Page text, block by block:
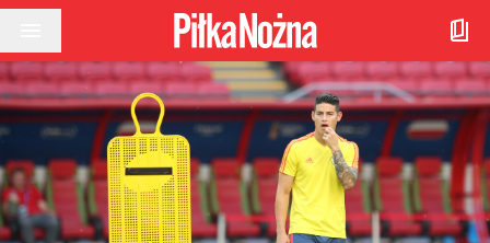
Przejdź do treści